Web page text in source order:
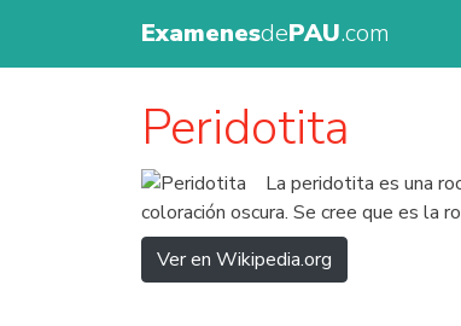
ExamenesdePAU.com
Peridotita
La peridotita es una
coloración oscura. Se cree que es la
Ver en Wikipedia.org